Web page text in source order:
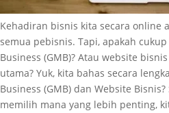
Kehadiran bisnis kita secara online
semua pebisnis. Tapi, apakah
Business (GMB)? Atau website
utama? Yuk, kita bahas secara
Business (GMB) dan Website
memilih mana yang lebih penting,